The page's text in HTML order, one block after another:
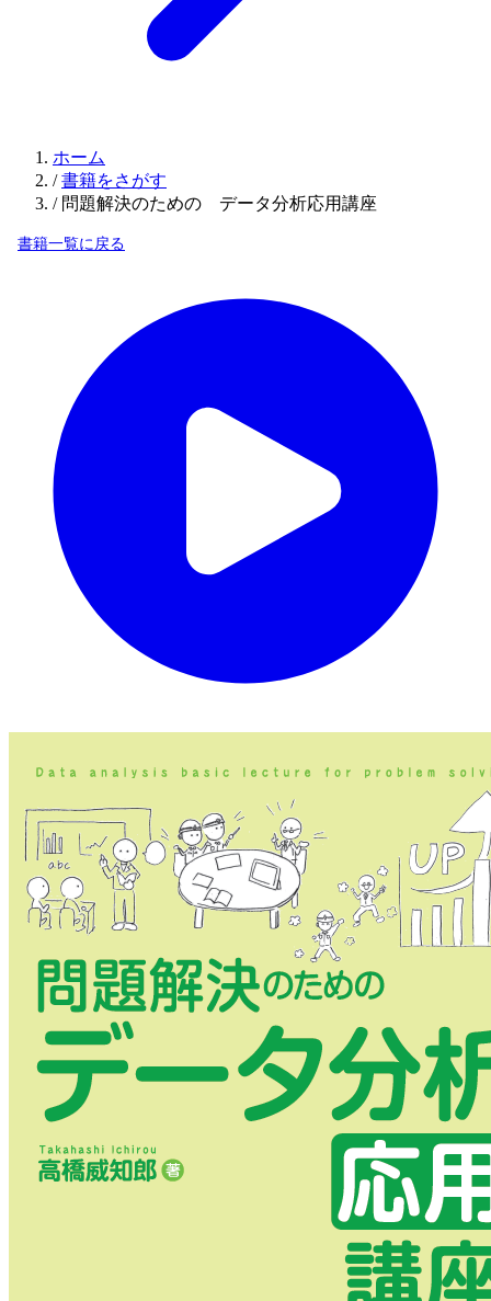
ホーム
/ 書籍をさがす
/ 問題解決のための データ分析応用講座
書籍一覧に戻る